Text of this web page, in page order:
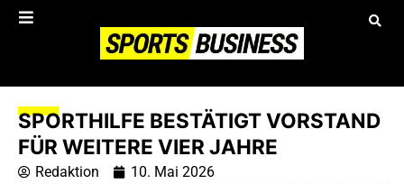
SPORTHILFE BESTÄTIGT VORSTAND
FÜR WEITERE VIER JAHRE
Redaktion 10. Mai 2026